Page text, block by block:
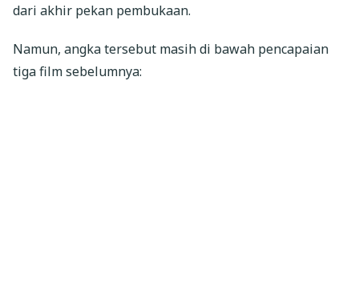
dari akhir pekan pembukaan.
Namun, angka tersebut masih di bawah pencapaian
tiga film sebelumnya: